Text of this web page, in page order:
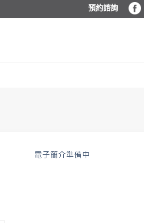
預約諮詢
電子簡介準備中